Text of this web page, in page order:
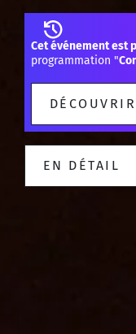
Cet événement est
programmation "
EN DÉTAIL